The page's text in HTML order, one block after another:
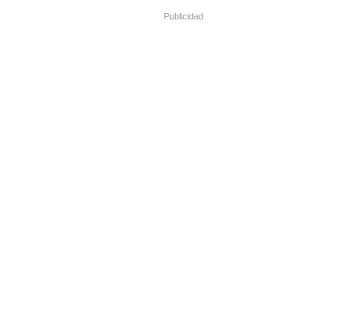
Publicidad